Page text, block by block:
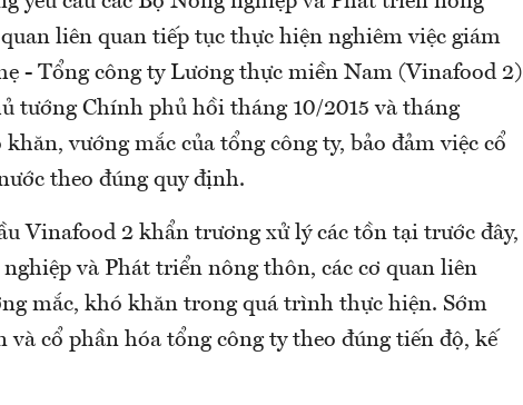
liên quan tiếp tục thực hiện nghiêm việc giám
- Tổng công ty Lương thực miền Nam (Vinafood 2)
tướng Chính phủ hồi tháng 10/2015 và tháng
vướng mắc của tổng công ty, bảo đảm việc cổ
theo đúng quy định.
Vinafood 2 khẩn trương xử lý các tồn tại trước đây,
và Phát triển nông thôn, các cơ quan liên
mắc, khó khăn trong quá trình thực hiện. Sớm
cổ phần hóa tổng công ty theo đúng tiến độ, kế